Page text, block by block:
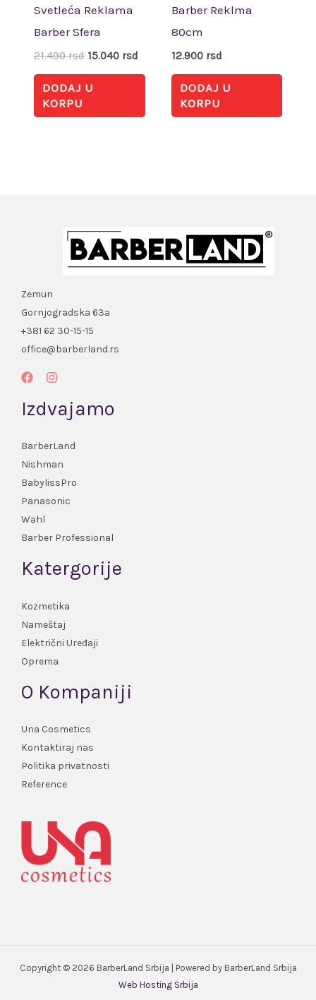
Svetleća Reklama
Barber Sfera
21.490rsd 15.040 rsd
DODAJ U
KORPU
Barber Reklma
80cm
12.900 rsd
DODAJ U
KORPU
Zemun
Gornjogradska 63a
+381 62 30-15-15
office@barberland.rs
Izdvajamo
BarberLand
Nishman
BabylissPro
Panasonic
Wahl
Barber Professional
Katergorije
Kozmetika
Nameštaj
Električni Uređaji
Oprema
O Kompaniji
Una Cosmetics
Kontaktiraj nas
Politika privatnosti
Reference
Copyright © 2026 BarberLand Srbija | Powered by BarberLand Srbija
Web Hosting Srbija